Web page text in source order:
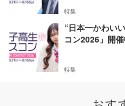
特集
“日本一かわい
コン2026」開催
特集